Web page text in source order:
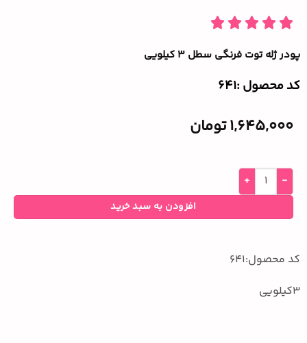
پودر ژله توت فرنگی سطل ۳ کیلویی
کد محصول :‌641
1,645,000تومان
افزودن به سبد خرید
کد محصول:641
3کیلویی